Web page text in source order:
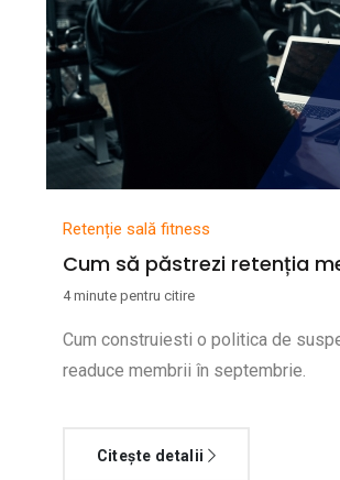
Retenție sală fitness
Cum să păstrezi retenția
4 minute pentru citire
Cum construiesti o politica de
readuce membrii în septembrie.
Citește detalii